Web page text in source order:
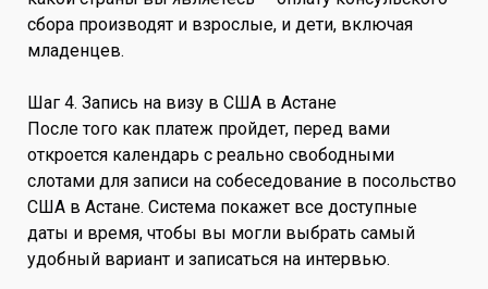
сбора производят и взрослые, и дети, включая
младенцев.
Шаг 4. Запись на визу в США в Астане
После того как платеж пройдет, перед вами
откроется календарь с реально свободными
слотами для записи на собеседование в посольство
США в Астане. Система покажет все доступные
даты и время, чтобы вы могли выбрать самый
удобный вариант и записаться на интервью.